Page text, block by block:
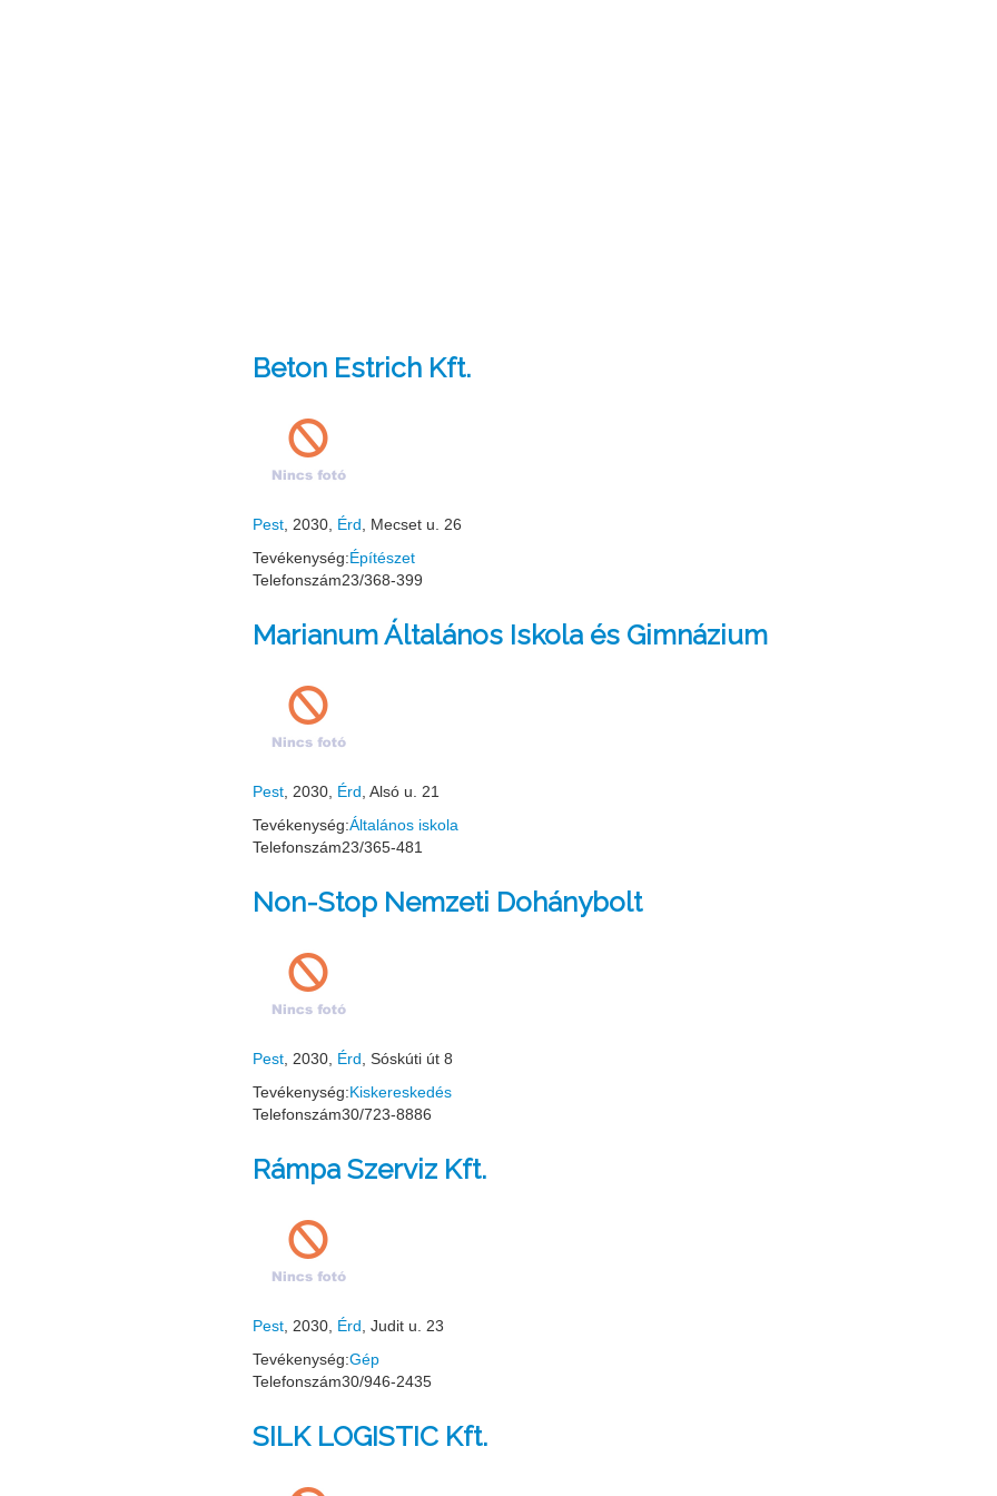
Beton Estrich Kft.
Pest, 2030, Érd, Mecset u. 26
Tevékenység:Építészet
Telefonszám23/368-399
Marianum Általános Iskola és Gimnázium
Pest, 2030, Érd, Alsó u. 21
Tevékenység:Általános iskola
Telefonszám23/365-481
Non-Stop Nemzeti Dohánybolt
Pest, 2030, Érd, Sóskúti út 8
Tevékenység:Kiskereskedés
Telefonszám30/723-8886
Rámpa Szerviz Kft.
Pest, 2030, Érd, Judit u. 23
Tevékenység:Gép
Telefonszám30/946-2435
SILK LOGISTIC Kft.